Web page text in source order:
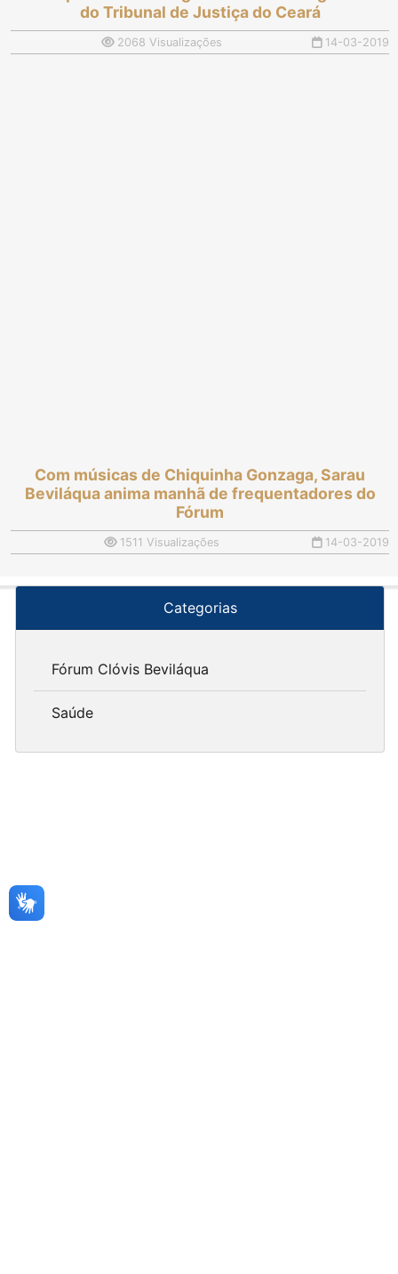
do Tribunal de Justiça do Ceará
2068 Visualizações 14-03-2019
Com músicas de Chiquinha Gonzaga, Sarau
Beviláqua anima manhã de frequentadores do
Fórum
1511 Visualizações 14-03-2019
Categorias
Fórum Clóvis Beviláqua
Saúde